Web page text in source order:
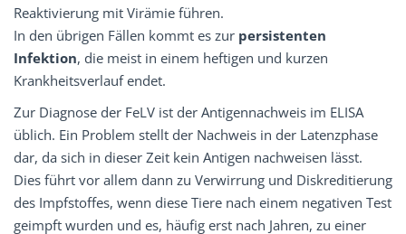
Reaktivierung mit Virämie führen.
In den übrigen Fällen kommt es zur persistenten
Infektion, die meist in einem heftigen und kurzen
Krankheitsverlauf endet.
Zur Diagnose der FeLV ist der Antigennachweis im ELISA
üblich. Ein Problem stellt der Nachweis in der Latenzphase
dar, da sich in dieser Zeit kein Antigen nachweisen lässt.
Dies führt vor allem dann zu Verwirrung und Diskreditierung
des Impfstoffes, wenn diese Tiere nach einem negativen Test
geimpft wurden und es, häufig erst nach Jahren, zu einer